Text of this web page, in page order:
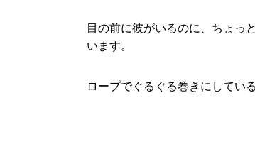
目の前に彼がいるのに、ちょっ
います。
ロープでぐるぐる巻きにしてい